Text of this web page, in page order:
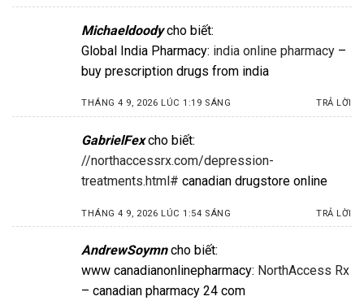
Michaeldoody cho biết:
Global India Pharmacy: india online pharmacy –
buy prescription drugs from india
THÁNG 4 9, 2026 LÚC 1:19 SÁNG TRẢ LỜI
GabrielFex cho biết:
//northaccessrx.com/depression-
treatments.html# canadian drugstore online
THÁNG 4 9, 2026 LÚC 1:54 SÁNG TRẢ LỜI
AndrewSoymn cho biết:
www canadianonlinepharmacy: NorthAccess Rx
– canadian pharmacy 24 com